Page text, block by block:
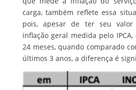
carga, também reflete essa
pois, apesar de ter seu
inflação geral medida pelo
24 meses, quando comparado
últimos 3 anos, a diferença é